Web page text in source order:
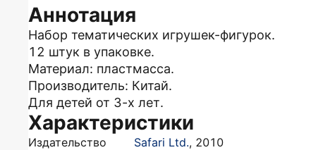
Аннотация
Набор тематических игрушек-фигурок.
12 штук в упаковке.
Материал: пластмасса.
Производитель: Китай.
Для детей от 3-х лет.
Характеристики
Издательство Safari Ltd., 2010